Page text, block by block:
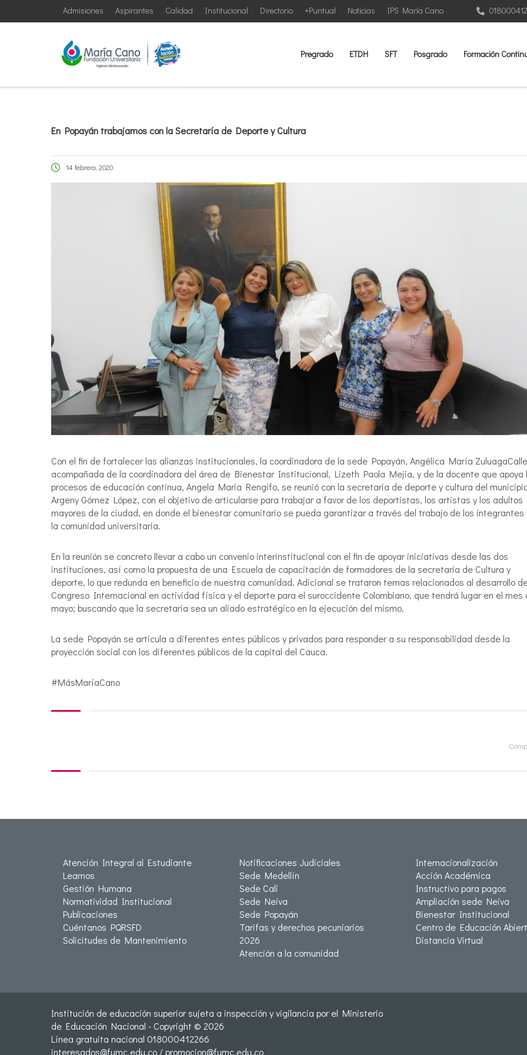
IPS María Cano
Noticias
+Puntual
Directorio
Institucional
Calidad
Aspirantes
Admisiones
Pregrado ETDH SFT Posgrado Formación
En Popayán trabajamos con la Secretaría de Deporte y Cultura
14 febrero, 2020
Con el fin de fortalecer las alianzas institucionales, la coordinadora de la sede Popayán, Angélica María
acompañada de la coordinadora del área de Bienestar Institucional, Lizeth Paola Mejia, y de la docente que apoya
procesos de educación continua, Angela Maria Rengifo, se reunió con la secretaria de deporte y cultura del
Argeny Gómez López, con el objetivo de articularse para trabajar a favor de los deportistas, los artistas y los adultos
mayores de la ciudad, en donde el bienestar comunitario se pueda garantizar a través del trabajo de los integrantes
la comunidad universitaria.
En la reunión se concreto llevar a cabo un convenio interinstitucional con el fin de apoyar iniciativas desde las dos
instituciones, así como la propuesta de una Escuela de capacitación de formadores de la secretaria de Cultura y
deporte, lo que redunda en beneficio de nuestra comunidad. Adicional se trataron temas relacionados al desarrollo
Congreso Internacional en actividad física y el deporte para el suroccidente Colombiano, que tendrá lugar en el mes
mayo; buscando que la secretaria sea un aliado estratégico en la ejecución del mismo.
La sede Popayán se articula a diferentes entes públicos y privados para responder a su responsabilidad desde la
proyección social con los diferentes públicos de la capital del Cauca.
#MásMaríaCano
Atención Integral al Estudiante
Leamos
Gestión Humana
Normatividad Institucional
Publicaciones
Cuéntanos PQRSFD
Solicitudes de Mantenimiento
Notificaciones Judiciales
Sede Medellín
Sede Cali
Sede Neiva
Sede Popayán
Tarifas y derechos pecuniarios
2026
Atención a la comunidad
Internacionalización
Acción Académica
Instructivo para pagos
Ampliación sede Neiva
Bienestar Institucional
Centro de Educación
Distancia Virtual
Institución de educación superior sujeta a inspección y vigilancia por el Ministerio
de Educación Nacional - Copyright © 2026
Línea gratuita nacional 018000412266
interesados@fumc.edu.co /promocion@fumc.edu.co